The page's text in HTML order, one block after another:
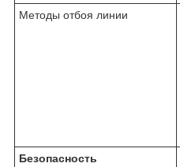
Методы отбоя линии
Безопасность